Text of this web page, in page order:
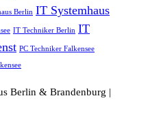
Berlin IT Systemhaus
IT Techniker Berlin IT
PC Techniker Falkensee
Berlin & Brandenburg |